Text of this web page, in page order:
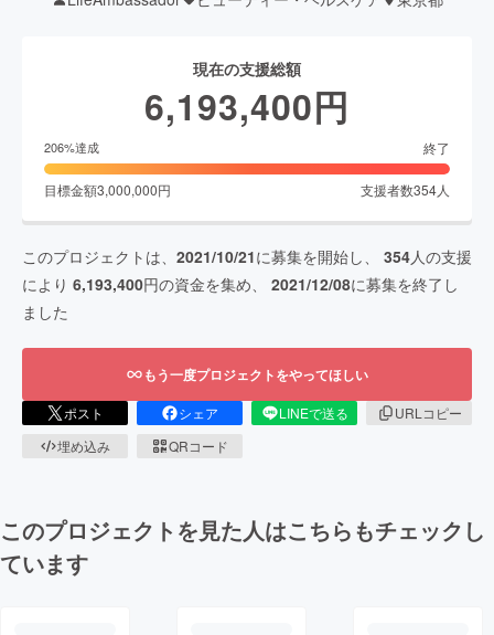
現在の支援総額
6,193,400円
206%達成 終了
目標金額3,000,000円 支援者数354人
このプロジェクトは、 2021/10/21に募集を開始し、 354人の支援
により 6,193,400円の資金を集め、 2021/12/08に募集を終了し
ました
もう一度プロジェクトをやってほしい
ポスト シェア LINEで送る
URLコピー
埋め込み
QRコード
このプロジェクトを見た人はこちらもチェックし
ています